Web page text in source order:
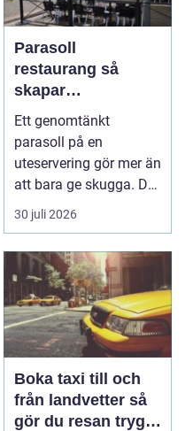
Parasoll
restaurang så
skapar
uteserveringen rätt
känsla året runt
Ett genomtänkt
parasoll på en
uteservering gör mer än
att bara ge skugga. Det
påverkar hur länge
gäs...
30 juli 2026
Boka taxi till och
från landvetter så
gör du resan trygg